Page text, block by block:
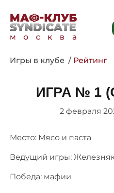
москва
Игры в клубе Рейтинг
ИГРА № 1
2 февраля
Место: Мясо и паста
Ведущий игры:
Победа: мафии